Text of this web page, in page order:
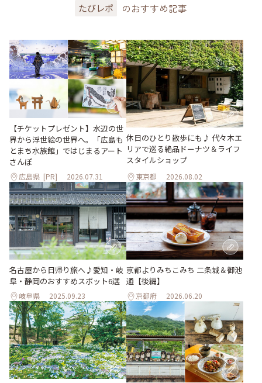
たびレポ のおすすめ記事
【チケットプレゼント】水辺の世
界から浮世絵の世界へ。「広島も
とまち水族館」ではじまるアート
さんぽ
広島県 [PR] 2026.07.31
休日のひとり散歩にも♪ 代々木エ
リアで巡る絶品ドーナツ＆ライフ
スタイルショップ
東京都 2026.08.02
名古屋から日帰り旅へ♪愛知・岐
阜・静岡のおすすめスポット6選
岐阜県 2025.09.23
京都よりみちこみち 二条城＆御池
通【後編】
京都府 2026.06.20